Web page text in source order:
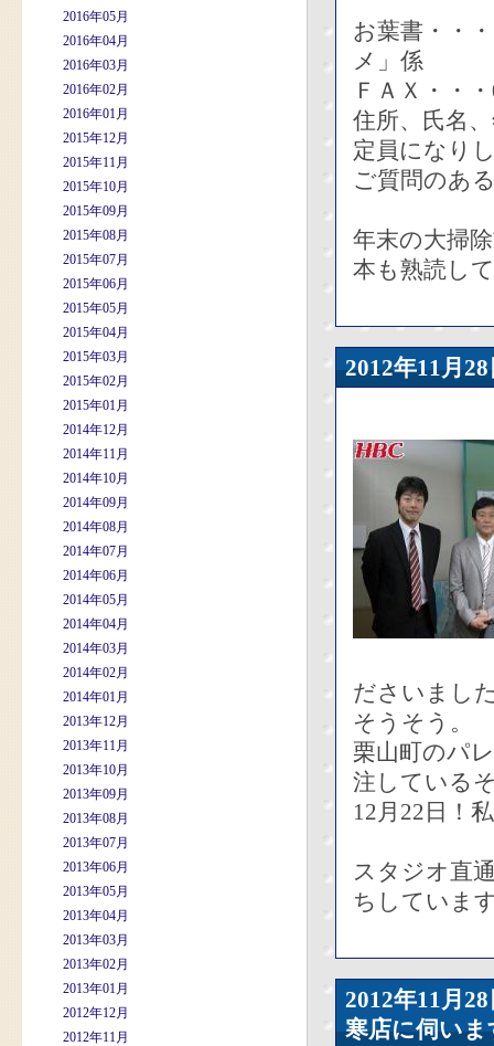
2016年05月
2016年04月
2016年03月
2016年02月
2016年01月
2015年12月
2015年11月
2015年10月
2015年09月
2015年08月
2015年07月
2015年06月
2015年05月
2015年04月
2015年03月
2015年02月
2015年01月
2014年12月
2014年11月
2014年10月
2014年09月
2014年08月
2014年07月
2014年06月
2014年05月
2014年04月
2014年03月
2014年02月
2014年01月
2013年12月
2013年11月
2013年10月
2013年09月
2013年08月
2013年07月
2013年06月
2013年05月
2013年04月
2013年03月
2013年02月
2013年01月
2012年12月
2012年11月
お葉書・・
メ」係
ＦＡＸ・・
住所、氏名
定員になり
ご質問のあ
年末の大掃
本も熟読し
2012年11
ださいまし
そうそう。
栗山町のパ
注している
12月22日！
スタジオ直
ちしていま
2012年11
寒店に伺いま